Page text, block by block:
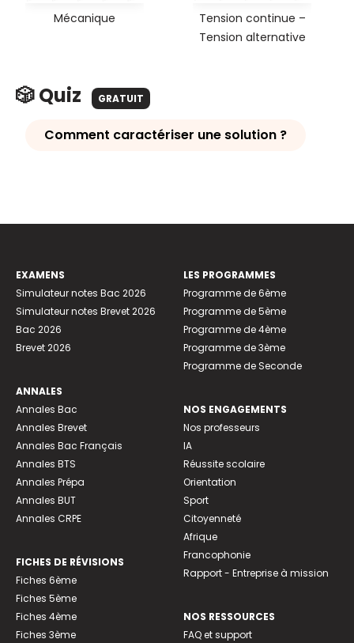
Mécanique
Tension continue –
Tension alternative
🎲 Quiz GRATUIT
Comment caractériser une solution ?
EXAMENS
Simulateur notes Bac 2026
Simulateur notes Brevet 2026
Bac 2026
Brevet 2026
ANNALES
Annales Bac
Annales Brevet
Annales Bac Français
Annales BTS
Annales Prépa
Annales BUT
Annales CRPE
FICHES DE RÉVISIONS
Fiches 6ème
Fiches 5ème
Fiches 4ème
Fiches 3ème
LES PROGRAMMES
Programme de 6ème
Programme de 5ème
Programme de 4ème
Programme de 3ème
Programme de Seconde
NOS ENGAGEMENTS
Nos professeurs
IA
Réussite scolaire
Orientation
Sport
Citoyenneté
Afrique
Francophonie
Rapport - Entreprise à mission
NOS RESSOURCES
FAQ et support